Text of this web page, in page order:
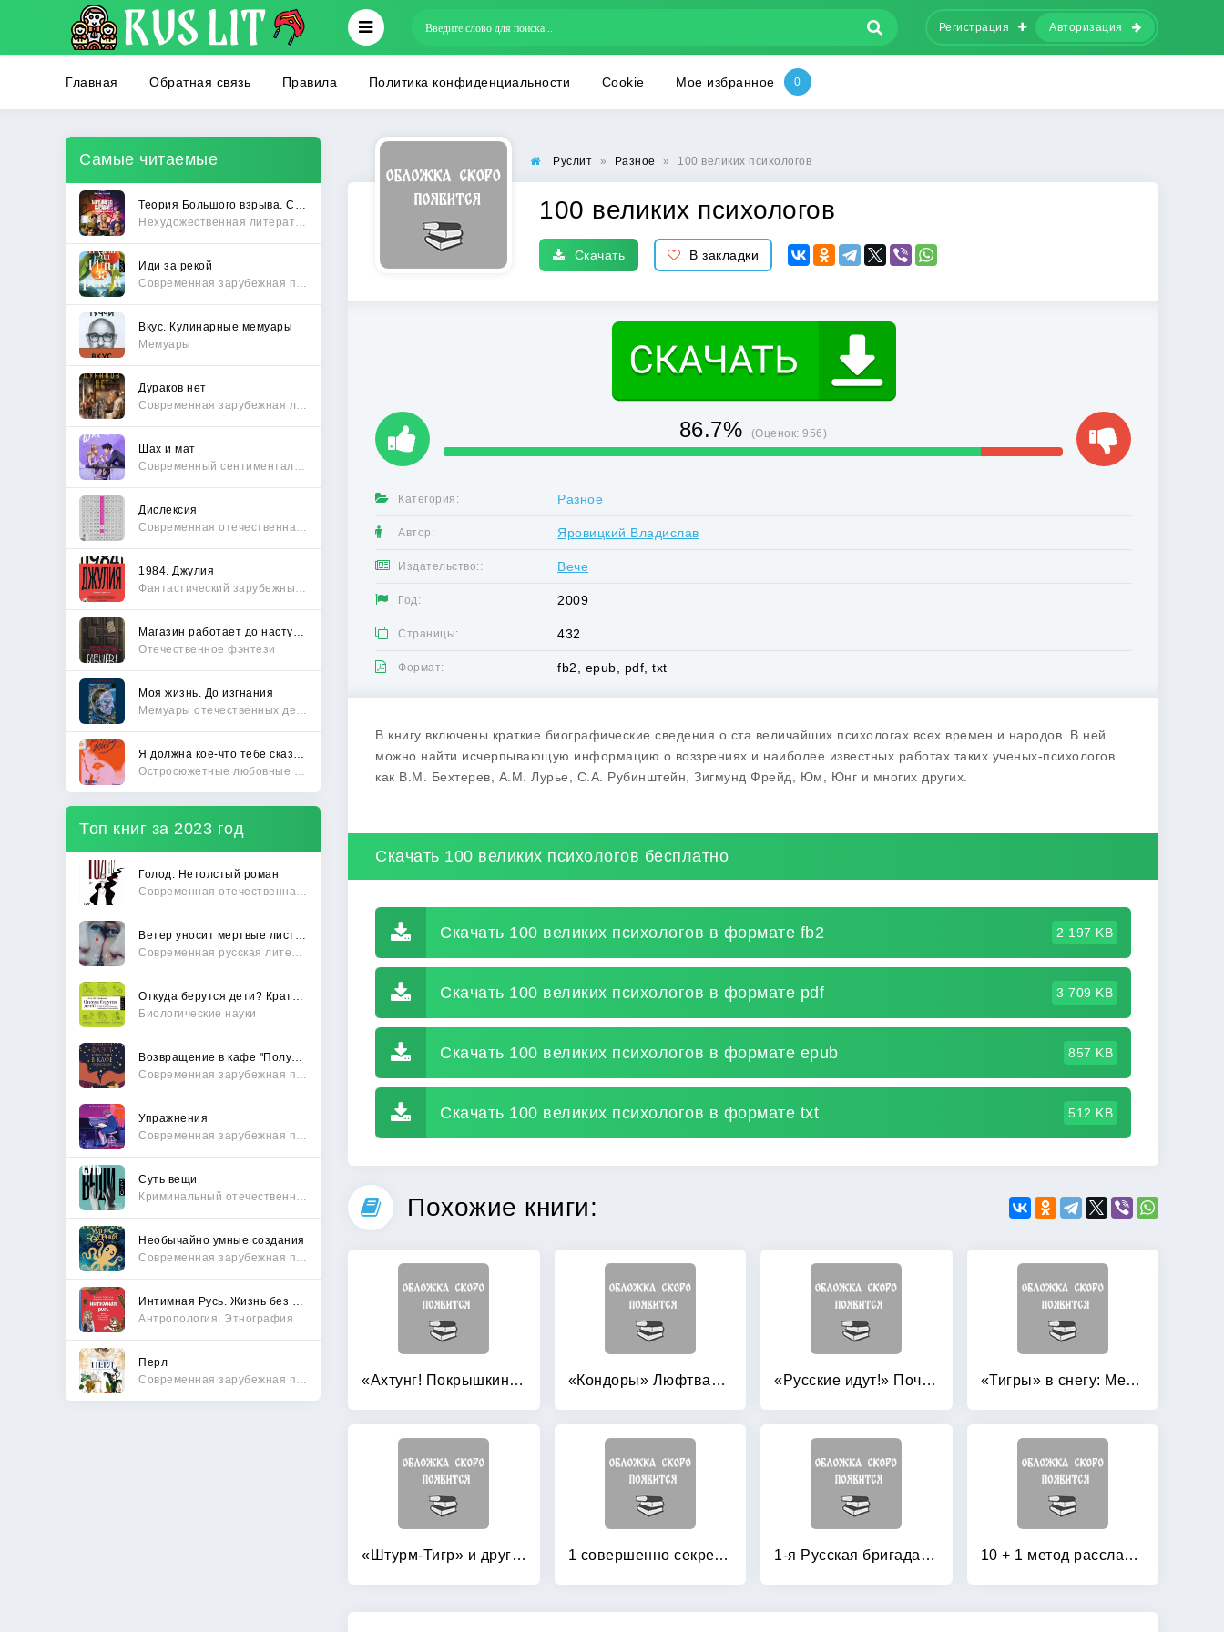
Регистрация Авторизация
Главная Обратная связь Правила Политика конфиденциальности Cookie Мое избранное
Самые читаемые
Иди за рекой
Вкус. Кулинарные мемуары
Мемуары
Дураков нет
Шах и мат
Дислексия
1984. Джулия
Отечественное фэнтези
Моя жизнь. До изгнания
Топ книг за 2023 год
Голод. Нетолстый роман
Биологические науки
Упражнения
Суть вещи
Необычайно умные создания
Антропология. Этнография
Перл
Руслит » Разное » 100 великих психологов
100 великих психологов
Скачать В закладки
86.7% (Оценок:956)
Категория: Разное
Автор: Яровицкий Владислав
Издательство:: Вече
Год: 2009
Страницы: 432
Формат: fb2, epub, pdf, txt
В книгу включены краткие биографические сведения о ста величайших психологах всех времен и народов. В ней
можно найти исчерпывающую информацию о воззрениях и наиболее известных работах таких ученых-психологов
как В.М. Бехтерев, А.М. Лурье, С.А. Рубинштейн, Зигмунд Фрейд, Юм, Юнг и многих других.
Скачать 100 великих психологов бесплатно
Скачать 100 великих психологов в формате fb2 2 197 KB
Скачать 100 великих психологов в формате pdf 3 709 KB
Скачать 100 великих психологов в формате epub 857 KB
Скачать 100 великих психологов в формате txt 512 KB
Похожие книги:
«Ахтунг! Покрышкин в воздухе!» «Сталинский сокол» №1 «Кондоры» Люфтваффе: Дальний бомбардировщик и разведчик Fw 200 «Condor» «Русские идут!» Почему боятся России? «Тигры» в снегу: Мемуары танкового аса
«Штурм-Тигр» и другие штурмовые танки (+ модель) 1 совершенно секретная таблетка от страха 1-я Русская бригада СС «Дружина» 10 + 1 метод расслабления